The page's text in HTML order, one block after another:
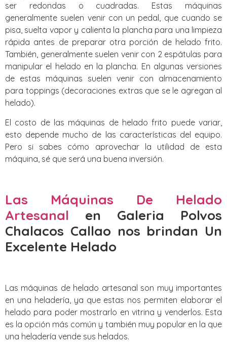
ser redondas o cuadradas. Estas máquinas
generalmente suelen venir con un pedal, que cuando se
pisa, suelta vapor y calienta la plancha para una limpieza
rápida antes de preparar otra porción de helado frito.
También, generalmente suelen venir con 2 espátulas para
manipular el helado en la plancha. En algunas versiones
de estas máquinas suelen venir con almacenamiento
para toppings (decoraciones extras que se le agregan al
helado).
El costo de las máquinas de helado frito puede variar,
esto depende mucho de las características del equipo.
Pero si sabes cómo aprovechar la utilidad de esta
máquina, sé que será una buena inversión.
Las Máquinas De Helado
Artesanal en Galeria Polvos
Chalacos Callao nos brindan Un
Excelente Helado
Las máquinas de helado artesanal son muy importantes
en una heladería, ya que estas nos permiten elaborar el
helado para poder mostrarlo en vitrina y venderlos. Esta
es la opción más común y también muy popular en la que
una heladería vende sus helados.